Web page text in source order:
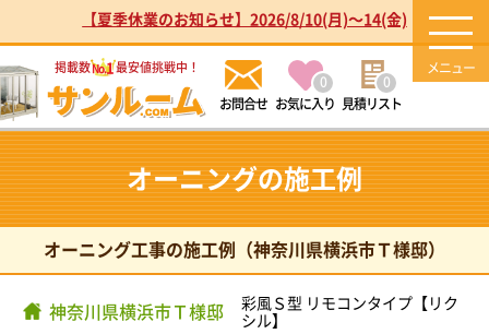
【夏季休業のお知らせ】2026/8/10(月)～14(金)
掲載数No.1最安値挑戦中！
お気に入り
0
見積リスト
0
オーニングの施工例
オーニング工事の施工例（神奈川県横浜市Ｔ様邸）
神奈川県横浜市Ｔ様邸
彩風Ｓ型 リモコンタイプ【リク
シル】